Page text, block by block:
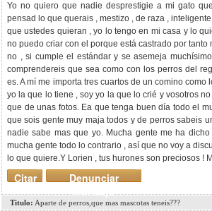
Yo no quiero que nadie desprestigie a mi gato
pensad lo que querais , mestizo , de raza ,
que ustedes quieran , yo lo tengo en mi casa y lo
no puedo criar con el porque está castrado por tanto
no , si cumple el estándar y se asemeja
comprendereis que sea como con los perros del
es. A mí me importa tres cuartos de un comino como
yo la que lo tiene , soy yo la que lo crié y vosotros
que de unas fotos. Ea que tenga buen día todo el
que sois gente muy maja todos y de perros sabeis
nadie sabe mas que yo. Mucha gente me ha
mucha gente todo lo contrario , así que no voy a
lo que quiere.Y Lorien , tus hurones son preciosos !
Denunciar
mensaje
Citar
Titulo: Aparte de perros,que mas mascotas teneis???